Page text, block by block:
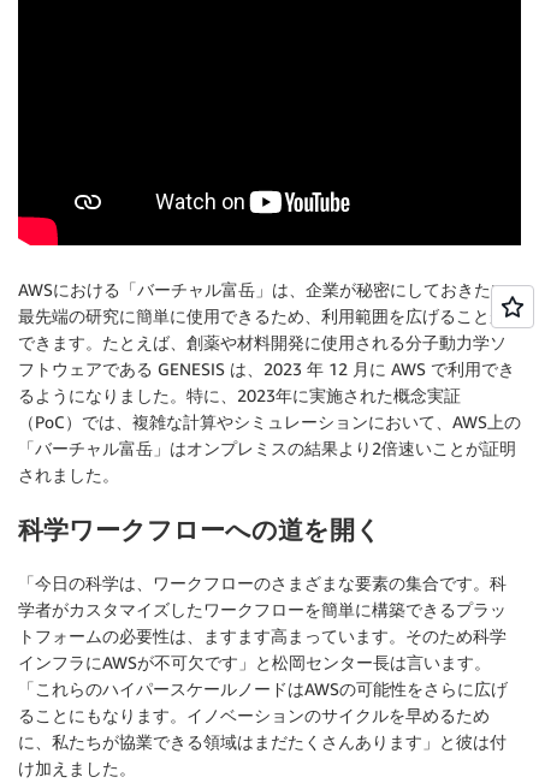
AWSにおける「バーチャル富岳」は、企業が秘密にしておきたい
最先端の研究に簡単に使用できるため、利用範囲を広げることが
できます。たとえば、創薬や材料開発に使用される分子動力学ソ
フトウェアである GENESIS は、2023 年 12 月に AWS で利用でき
るようになりました。特に、2023年に実施された概念実証
（PoC）では、複雑な計算やシミュレーションにおいて、AWS上の
「バーチャル富岳」はオンプレミスの結果より2倍速いことが証明
されました。
科学ワークフローへの道を開く
「今日の科学は、ワークフローのさまざまな要素の集合です。科
学者がカスタマイズしたワークフローを簡単に構築できるプラッ
トフォームの必要性は、ますます高まっています。そのため科学
インフラにAWSが不可欠です」と松岡センター長は言います。
「これらのハイパースケールノードはAWSの可能性をさらに広げ
ることにもなります。イノベーションのサイクルを早めるため
に、私たちが協業できる領域はまだたくさんあります」と彼は付
け加えました。